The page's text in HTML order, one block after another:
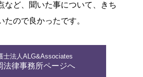
など、聞いた事について、きち
たので良かったです。
士法人ALG&Associates
法律事務所ページへ